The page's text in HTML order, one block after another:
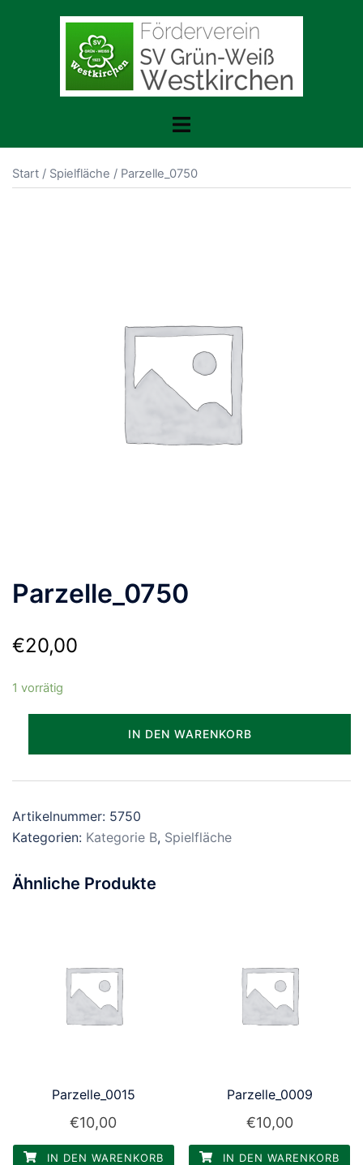
Menü
Start / Spielfläche / Parzelle_0750
Parzelle_0750
€20,00
1 vorrätig
IN DEN WARENKORB
Artikelnummer: 5750
Kategorien: Kategorie B, Spielfläche
Ähnliche Produkte
Parzelle_0015
€10,00
IN DEN WARENKORB
Parzelle_0009
€10,00
IN DEN WARENKORB